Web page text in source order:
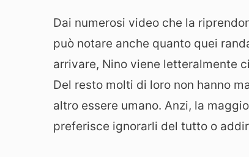
Dai numerosi video che la
può notare anche quanto quei
arrivare, Nino viene letteralmente
Del resto molti di loro non hanno
altro essere umano. Anzi, la
preferisce ignorarli del tutto o